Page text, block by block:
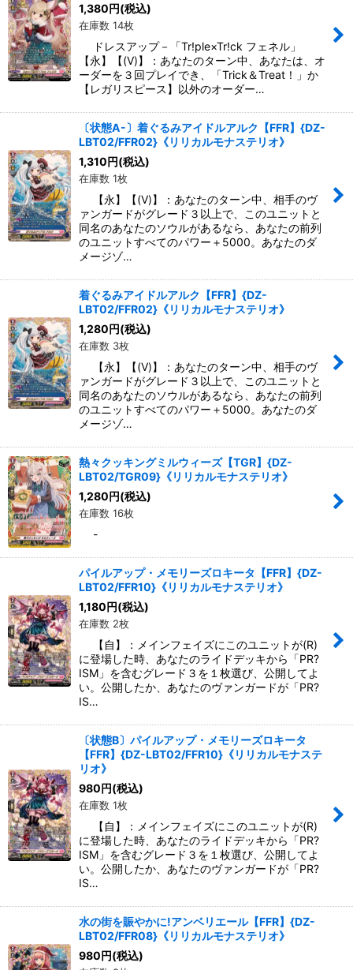
1,380円(税込)
在庫数 14枚
ドレスアップ－「Tr!ple×Tr!ck フェネル」
【永】【(V)】：あなたのターン中、あなたは、オ
ーダーを３回プレイでき、「Trick＆Treat！」か
【レガリスピース】以外のオーダー…
〔状態A-〕着ぐるみアイドルアルク【FFR】{DZ-
LBT02/FFR02}《リリカルモナステリオ》
1,310円(税込)
在庫数 1枚
【永】【(V)】：あなたのターン中、相手のヴ
ァンガードがグレード３以上で、このユニットと
同名のあなたのソウルがあるなら、あなたの前列
のユニットすべてのパワー＋5000。あなたのダ
メージゾ…
着ぐるみアイドルアルク【FFR】{DZ-
LBT02/FFR02}《リリカルモナステリオ》
1,280円(税込)
在庫数 3枚
【永】【(V)】：あなたのターン中、相手のヴ
ァンガードがグレード３以上で、このユニットと
同名のあなたのソウルがあるなら、あなたの前列
のユニットすべてのパワー＋5000。あなたのダ
メージゾ…
熱々クッキングミルウィーズ【TGR】{DZ-
LBT02/TGR09}《リリカルモナステリオ》
1,280円(税込)
在庫数 16枚
-
パイルアップ・メモリーズロキータ【FFR】{DZ-
LBT02/FFR10}《リリカルモナステリオ》
1,180円(税込)
在庫数 2枚
【自】：メインフェイズにこのユニットが(R)
に登場した時、あなたのライドデッキから「PR?
ISM」を含むグレード３を１枚選び、公開してよ
い。公開したか、あなたのヴァンガードが「PR?
IS…
〔状態B〕パイルアップ・メモリーズロキータ
【FFR】{DZ-LBT02/FFR10}《リリカルモナステ
リオ》
980円(税込)
在庫数 1枚
【自】：メインフェイズにこのユニットが(R)
に登場した時、あなたのライドデッキから「PR?
ISM」を含むグレード３を１枚選び、公開してよ
い。公開したか、あなたのヴァンガードが「PR?
IS…
水の街を賑やかに!アンベリエール【FFR】{DZ-
LBT02/FFR08}《リリカルモナステリオ》
980円(税込)